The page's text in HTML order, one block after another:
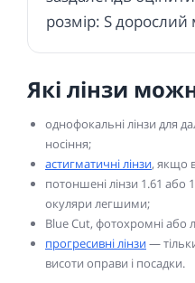
розмір: S
Які лінзи
однофокальні лінзи для
носіння;
астигматичні лінзи, якщо
потоншені лінзи 1.61 або
окуляри легшими;
Blue Cut, фотохромні або
прогресивні лінзи—
висоти оправи і посадки.